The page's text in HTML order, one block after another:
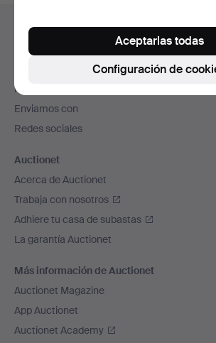
en
de
página
Ayuda y contacto
Contacta con el servicio de atención al cliente
Todas las casas de subastas
Modos de pago
Enviamos con
Redes sociales
Auctionet
Acerca de Auctionet
Trabaja con nosotros
Adhiere tu casa de subastas
La garantía Auctionet
Más información de Auctionet
Auctionet Magazine
App Auctionet
Auctionet Academy
Configuración de
Aceptarlas todas